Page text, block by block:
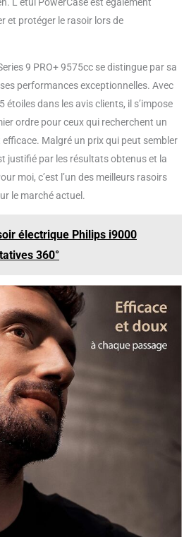
et protéger le rasoir lors de
9 PRO+ 9575cc se distingue par sa
performances exceptionnelles. Avec
étoiles dans les avis clients, il s’impose
ordre pour ceux qui recherchent un
Malgré un prix qui peut sembler
justifié par les résultats obtenus et la
moi, c’est l’un des meilleurs rasoirs
le marché actuel.
électrique Philips i9000
360°